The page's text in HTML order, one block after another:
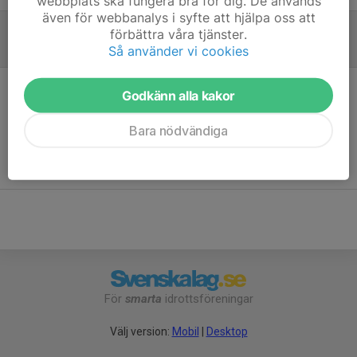
Inget referat skrivet
För smarta idrottsföreningar
Välj version: Mobil Desktop
även för webbanalys i syfte att hjälpa oss att
förbättra våra tjänster.
Så använder vi cookies
Godkänn alla kakor
Bara nödvändiga